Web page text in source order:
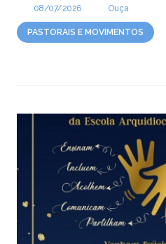
08/07/2026 Ouça
PASTORAIS E MOVIMENTOS